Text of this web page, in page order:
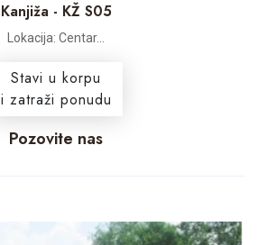
Kanjiža - KŽ S05
Lokacija: Centar...
Stavi u korpu
i zatraži ponudu
Pozovite nas